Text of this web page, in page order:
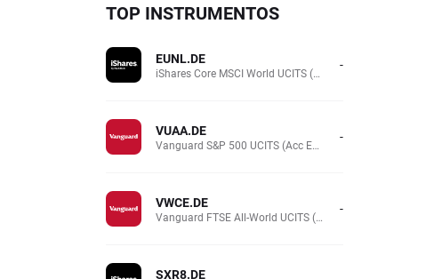
TOP INSTRUMENTOS
EUNL.DE
iShares Core MSCI World UCITS (Acc EUR) -
VUAA.DE
Vanguard S&P 500 UCITS (Acc EUR) -
VWCE.DE
Vanguard FTSE All-World UCITS (Acc EUR ) -
SXR8.DE